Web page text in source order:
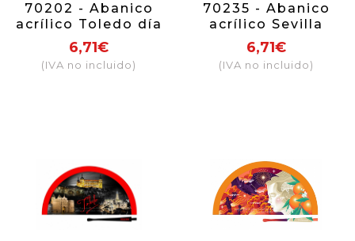
70202 - Abanico
acrílico Toledo día
6,71€
(IVA no incluido)
70235 - Abanico
acrílico Sevilla
monumentos
6,71€
(IVA no incluido)